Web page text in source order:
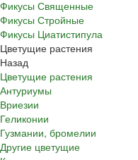
Фикусы Священные
Фикусы Стройные
Фикусы Циатистипула
Цветущие растения
Назад
Цветущие растения
Антуриумы
Вриезии
Геликонии
Гузмании, бромелии
Другие цветущие